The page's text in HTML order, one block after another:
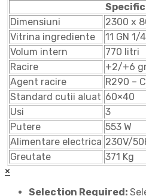
Dimensiuni
2300 x
Vitrina ingrediente
11 GN
Volum intern
770 litri
Racire
+2/+6
Agent racire
R290 –
Standard cutii aluat 60×40
Usi
3
Putere
553 W
Alimentare electrica 230V/
Greutate
371 Kg
×
Selection Required: